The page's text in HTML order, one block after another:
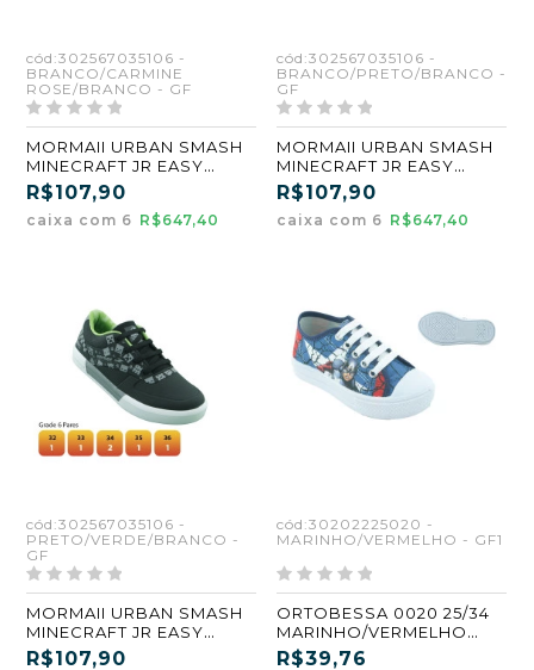
cód:302567035106 -
BRANCO/CARMINE
ROSE/BRANCO - GF
MORMAII URBAN SMASH
MINECRAFT JR EASY
205106 32/36
BRANCO/CARMINE
ROSE/BRANCO (GF) (CX6)
R$107,90
caixa com 6 R$647,40
cód:302567035106 -
BRANCO/PRETO/BRANCO -
GF
MORMAII URBAN SMASH
MINECRAFT JR EASY
205106 32/36
BRANCO/PRETO/BRANCO
(GF) (CX6)
R$107,90
caixa com 6 R$647,40
cód:302567035106 -
PRETO/VERDE/BRANCO -
GF
MORMAII URBAN SMASH
MINECRAFT JR EASY
205106 32/36
R$107,90
cód:30202225020 -
MARINHO/VERMELHO - GF1
ORTOBESSA 0020 25/34
MARINHO/VERMELHO
(GF1) (CX6)
R$39,76